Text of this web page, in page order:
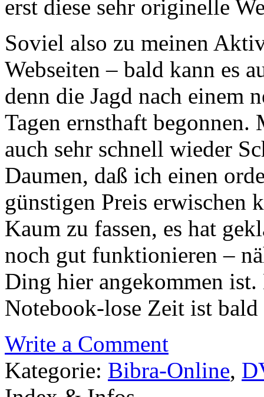
erst diese sehr originelle
Soviel also zu meinen
Webseiten – bald kann es
denn die Jagd nach einem
Tagen ernsthaft
auch sehr schnell wieder
Daumen, daß ich einen
günstigen Preis erwischen
Kaum zu fassen, es hat
noch gut funktionieren –
Ding hier angekommen ist.
Notebook-lose Zeit ist
Write a Comment
Kategorie: Bibra-Online,